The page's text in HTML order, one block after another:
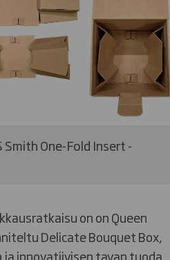
One-Fold Insert -
on on Queen
Delicate Bouquet Box,
innovatiivisen tavan tuoda